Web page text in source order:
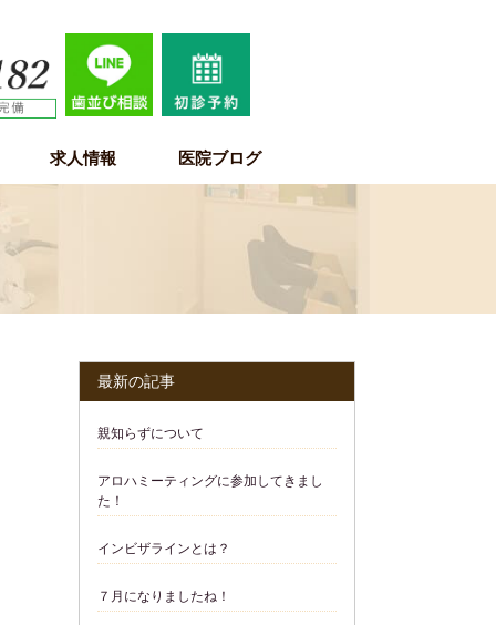
求人情報 医院ブログ
最新の記事
親知らずについて
アロハミーティングに参加してきまし
た！
インビザラインとは？
７月になりましたね！